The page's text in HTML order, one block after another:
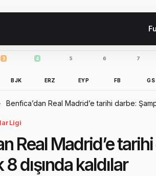
3
BJK
4
ERZ
5
EYP
6
FB
7
GS
Benfica’dan Real Madrid’e tarihi darbe:
Ligi
Real Madrid’e
8 dışında kaldılar